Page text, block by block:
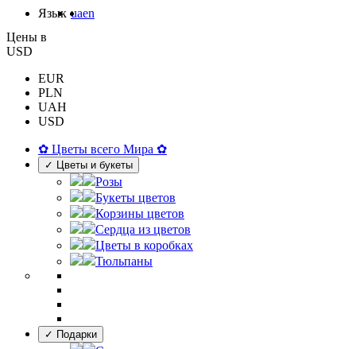
Язык uaen
Цены в
USD
EUR
PLN
UAH
USD
✿ Цветы всего Мира ✿
✓ Цветы и букеты
Розы
Букеты цветов
Корзины цветов
Сердца из цветов
Цветы в коробках
Тюльпаны
✓ Подарки